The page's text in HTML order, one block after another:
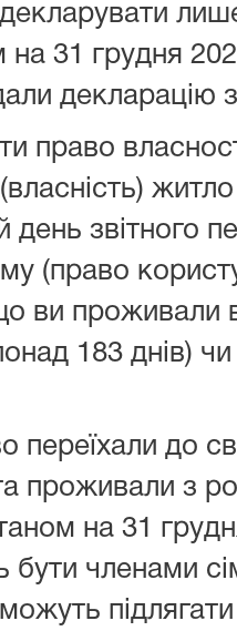
31 грудня
декларацію
право
день звітного
(право
ви проживали
183 днів)
до
проживали з
на 31
бути членами